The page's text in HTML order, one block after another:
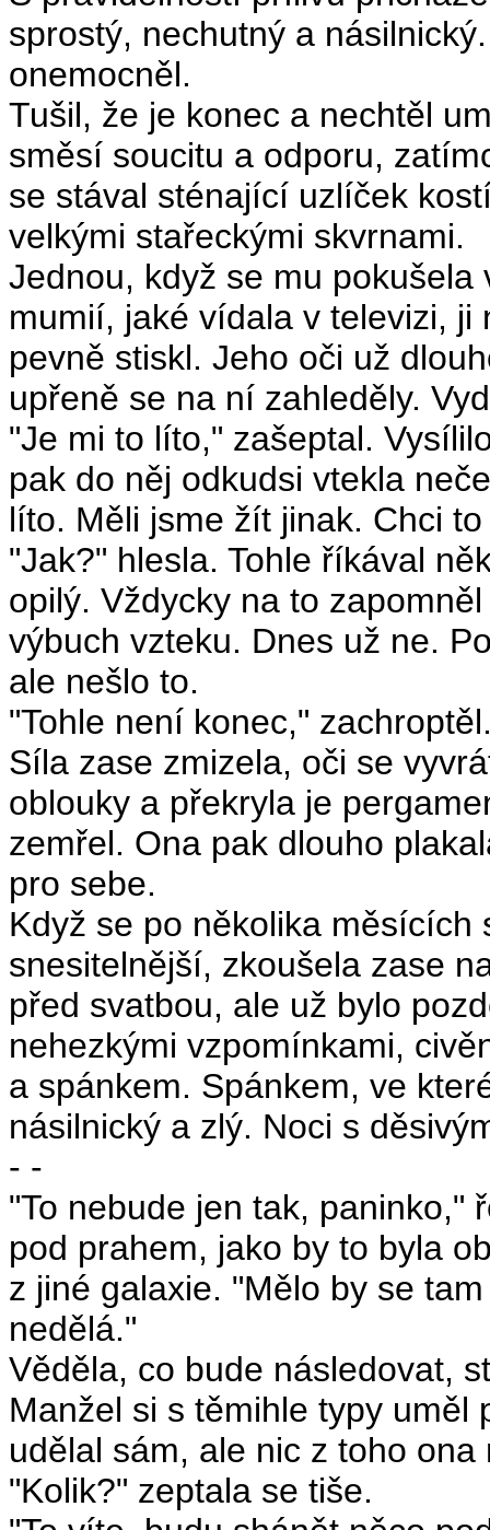
sprostý, nechutný a
onemocněl.
Tušil, že je konec a nechtěl
směsí soucitu a odporu,
se stával sténající uzlíček
velkými stařeckými skvrnami.
Jednou, když se mu
mumií, jaké vídala v televizi,
pevně stiskl. Jeho oči už
upřeně se na ní zahleděly.
"Je mi to líto," zašeptal.
pak do něj odkudsi vtekla
líto. Měli jsme žít jinak. Chci
"Jak?" hlesla. Tohle říkával
opilý. Vždycky na to
výbuch vzteku. Dnes už ne.
ale nešlo to.
"Tohle není konec,"
Síla zase zmizela, oči se
oblouky a překryla je
zemřel. Ona pak dlouho
pro sebe.
Když se po několika
snesitelnější, zkoušela zase
před svatbou, ale už bylo
nehezkými vzpomínkami,
a spánkem. Spánkem, ve
násilnický a zlý. Noci s
- -
"To nebude jen tak, paninko,"
pod prahem, jako by to byla
z jiné galaxie. "Mělo by se
nedělá."
Věděla, co bude následovat,
Manžel si s těmihle typy
udělal sám, ale nic z toho ona
"Kolik?" zeptala se tiše.